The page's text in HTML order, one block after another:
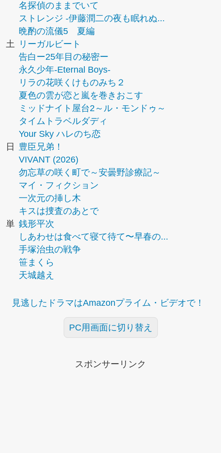
名探偵のままでいて
ストレンジ -伊藤潤二の夜も眠れぬ...
晩酌の流儀5 夏編
土
リーガルビート
告白ー25年目の秘密ー
永久少年-Eternal Boys-
リラの花咲くけものみち２
夏色の雲が恋と嵐を巻きおこす
ミッドナイト屋台2～ル・モンドゥ～
タイムトラベルダディ
Your Sky ハレのち恋
日
豊臣兄弟！
VIVANT (2026)
勿忘草の咲く町で～安曇野診療記～
マイ・フィクション
一次元の挿し木
キスは捜査のあとで
単 銭形平次
しあわせは食べて寝て待て〜早春の...
手塚治虫の戦争
笹まくら
天城越え
見逃したドラマはAmazonプライム・ビデオで！
PC用画面に切り替え
スポンサーリンク